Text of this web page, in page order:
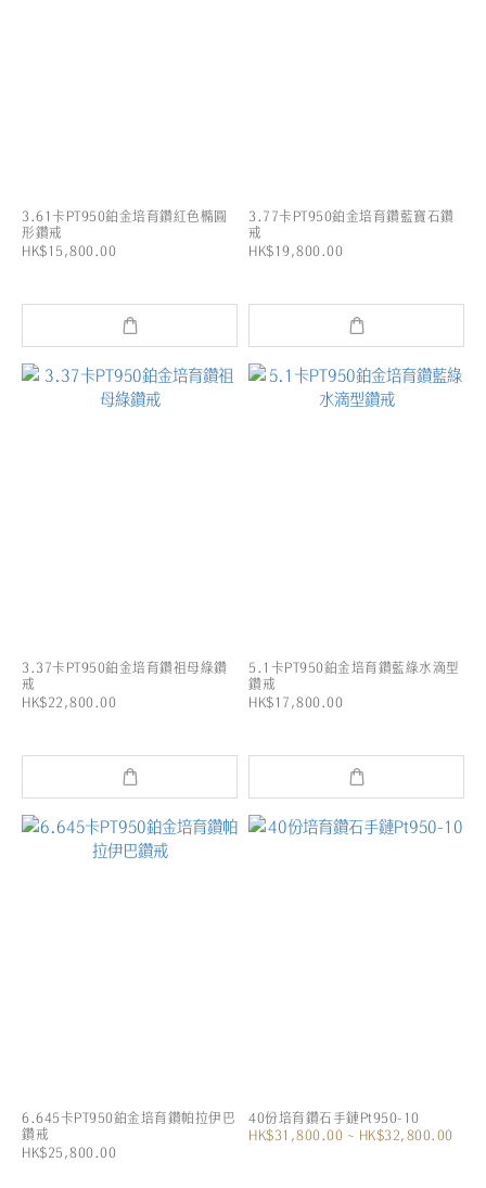
3.61卡PT950鉑金培育鑽紅色橢圓
形鑽戒
HK$15,800.00
3.77卡PT950鉑金培育鑽藍寶石鑽
戒
HK$19,800.00
3.37卡PT950鉑金培育鑽祖母綠鑽
戒
HK$22,800.00
5.1卡PT950鉑金培育鑽藍綠水滴型
鑽戒
HK$17,800.00
6.645卡PT950鉑金培育鑽帕拉伊巴
鑽戒
HK$25,800.00
40份培育鑽石手鏈Pt950-10
HK$31,800.00 ~ HK$32,800.00